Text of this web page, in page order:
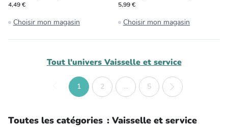
4,49 €
Choisir mon magasin
5,99 €
Choisir mon magasin
Tout l'univers Vaisselle et service
1 2 ... 5
Toutes les catégories : Vaisselle et service